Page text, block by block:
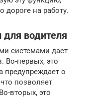
дороге на работу.
водителя
системами дает
Во-первых, это
предупреждает о
позволяет
вторых, это